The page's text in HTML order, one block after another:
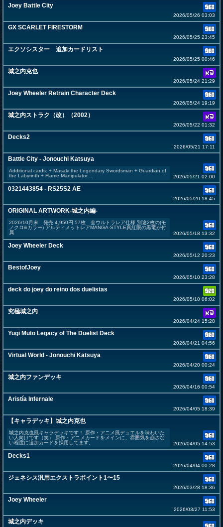
Joey Battle City
2026/05/26 03:03
GX SCARLET FIRESTORM
2026/05/25 23:45
エクソシスター 追加カードリスト
2026/05/25 00:46
城之内克也
2026/05/24 21:29
Joey Wheeler Retrain Character Deck
2026/05/24 19:19
城之内ストラク（改）（2002）
2026/05/22 01:32
Decks2
2026/05/21 17:11
Battle City - Jonouchi Katsuya
Additional cards: + Masaki the Legendary Swordsman + Guardian of
the Labyrinth + Flame Manipulator ...
2026/05/21 02:00
0321443854 - RS25S2 AE
2026/05/20 18:45
ORIGINAL ARTWORK-城之内編-
2026/10月末 発売 4,950円 57枚 全ウルトラレア仕様 別途2枚の(モ
ノクロ&カラー) アルティメットレアMANGA-STYLE真紅眼の黒竜が付
属
2026/05/18 13:32
Joey Wheeler Deck
2026/05/12 20:23
BestofJoey
2026/05/10 23:28
deck do joey do reino dos duelistas
2026/05/10 06:02
究極城之内
2026/04/24 15:28
Yugi Muto Legacy of The Duelist Deck
2026/04/21 04:56
Virtual World - Jonouchi Katsuya
2026/04/20 00:24
城之内ファンデッキ
2026/04/16 00:54
Aristía Infernale
2026/04/05 18:39
【キャラデッキ】城之内克也
城之内克也風キャラデッキです！ 原作・アニメ風デュエルを味わいた
い人向けです（笑） 原作・アニメカードをメインに、雰囲気を崩さな
い程度に追加カードを採用してます。
2026/04/05 14:53
Decks1
2026/04/04 00:28
ジェネシス汎用エクストラポイント1〜15
2026/03/28 18:36
Joey Wheeler
2026/03/27 11:53
城之内デッキ